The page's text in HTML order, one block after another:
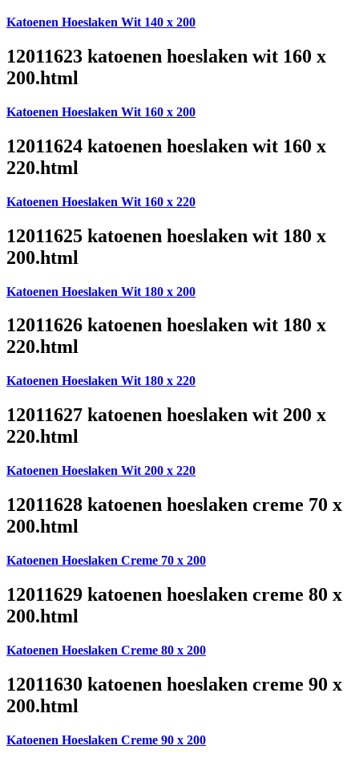
Katoenen Hoeslaken Wit 140 x 200
12011623 katoenen hoeslaken wit 160 x
200.html
Katoenen Hoeslaken Wit 160 x 200
12011624 katoenen hoeslaken wit 160 x
220.html
Katoenen Hoeslaken Wit 160 x 220
12011625 katoenen hoeslaken wit 180 x
200.html
Katoenen Hoeslaken Wit 180 x 200
12011626 katoenen hoeslaken wit 180 x
220.html
Katoenen Hoeslaken Wit 180 x 220
12011627 katoenen hoeslaken wit 200 x
220.html
Katoenen Hoeslaken Wit 200 x 220
12011628 katoenen hoeslaken creme 70 x
200.html
Katoenen Hoeslaken Creme 70 x 200
12011629 katoenen hoeslaken creme 80 x
200.html
Katoenen Hoeslaken Creme 80 x 200
12011630 katoenen hoeslaken creme 90 x
200.html
Katoenen Hoeslaken Creme 90 x 200